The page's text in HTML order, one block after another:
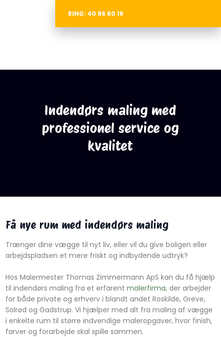
RING: 40 86 60 19
Indendørs maling med
professionel service og
kvalitet
Få nye rum med indendørs maling
Trænger dine vægge til nyt liv, eller vil du give boligen eller
arbejdspladsen et mere friskt og indbydende udtryk?
Hos Malermester Thomas Zimmermann ApS kan du få hjælp
til indendørs maling fra et erfarent malerfirma, der arbejder
for både private og erhverv i blandt andet Roskilde, Greve,
Solrød og Gadstrup. Vi hjælper med alt fra maling af vægge
i enkelte rum til større indvendige maleropgaver, hvor finish,
farver og forarbejde skal spille sammen.